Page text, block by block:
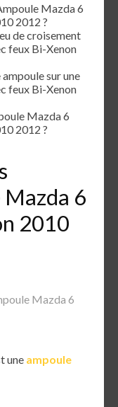
Mazda 6
2012 ?
de croisement
feux Bi-Xenon
sur une
feux Bi-Xenon
Mazda 6
2012 ?
6
2010
Mazda 6
une ampoule